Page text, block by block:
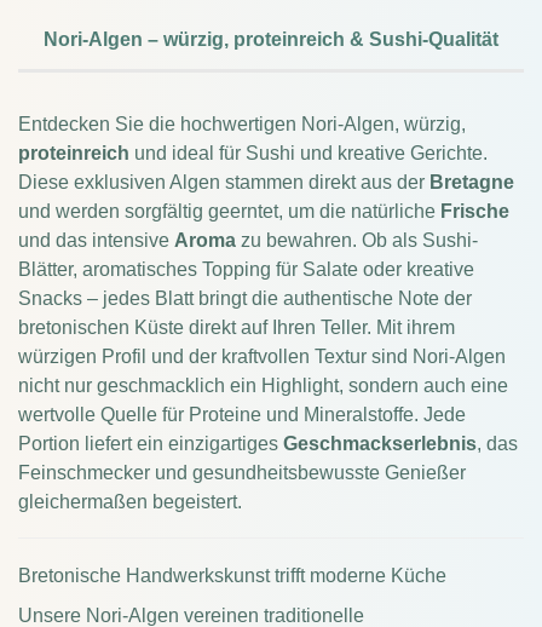
Nori-Algen – würzig, proteinreich & Sushi-Qualität
Entdecken Sie die hochwertigen Nori-Algen, würzig,
proteinreich und ideal für Sushi und kreative Gerichte.
Diese exklusiven Algen stammen direkt aus der Bretagne
und werden sorgfältig geerntet, um die natürliche Frische
und das intensive Aroma zu bewahren. Ob als Sushi-
Blätter, aromatisches Topping für Salate oder kreative
Snacks – jedes Blatt bringt die authentische Note der
bretonischen Küste direkt auf Ihren Teller. Mit ihrem
würzigen Profil und der kraftvollen Textur sind Nori-Algen
nicht nur geschmacklich ein Highlight, sondern auch eine
wertvolle Quelle für Proteine und Mineralstoffe. Jede
Portion liefert ein einzigartiges Geschmackserlebnis, das
Feinschmecker und gesundheitsbewusste Genießer
gleichermaßen begeistert.
Bretonische Handwerkskunst trifft moderne Küche
Unsere Nori-Algen vereinen traditionelle